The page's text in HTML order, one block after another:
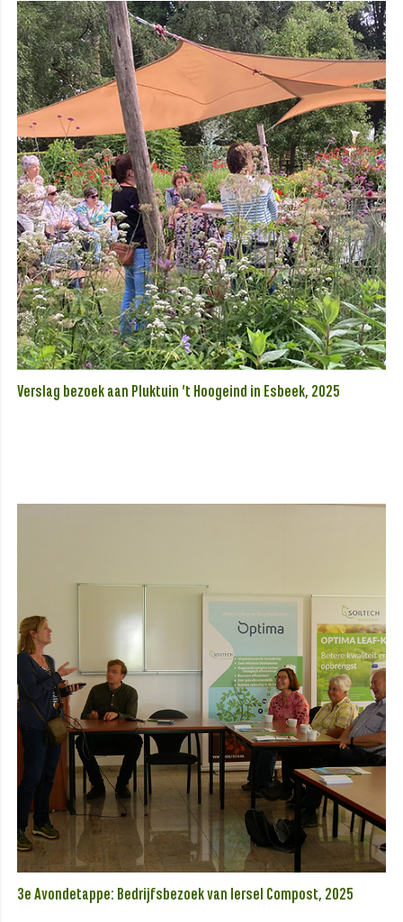
Verslag bezoek aan Pluktuin ’t Hoogeind in Esbeek, 2025
3e Avondetappe: Bedrijfsbezoek van Iersel Compost, 2025